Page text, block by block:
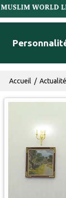
menu french
Fil d'Ariane
Accueil